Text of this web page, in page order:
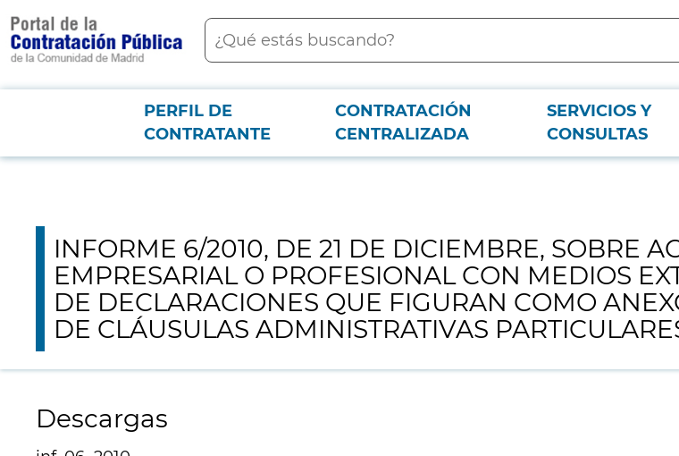
contenido
principal
Buscar
Menú PCONPERFIL DE
CONTRATANTE
CONTRATACIÓN
CENTRALIZADA
SERVICIOS Y
CONSULTAS
INFORME 6/2010, DE 21 DE DICIEMBRE, SOBRE ACREDITACIÓN DE LA HABILITACIÓN EMPRESARIAL O
COMO ANEXOS EN LOS MODELOS DE PLIEGOS DE CLÁUSULAS ADMINISTRATIVAS PARTICULARES.
INFORME 6/2010, DE 21 DE DICIEMBRE, SOBRE
EMPRESARIAL O PROFESIONAL CON MEDIOS
DE DECLARACIONES QUE FIGURAN COMO
DE CLÁUSULAS ADMINISTRATIVAS
Descargas